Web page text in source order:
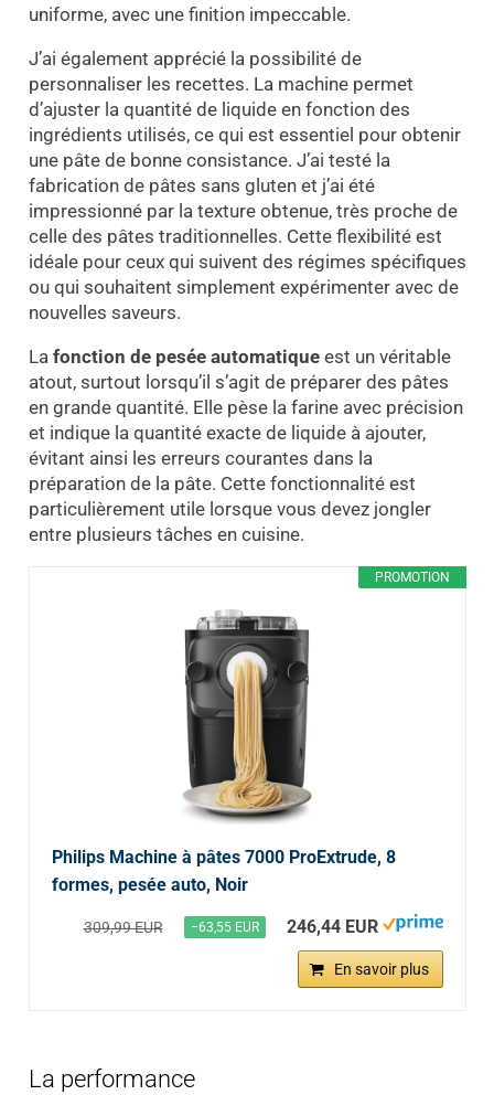
uniforme, avec une finition impeccable.
J’ai également apprécié la possibilité de
personnaliser les recettes. La machine permet
d’ajuster la quantité de liquide en fonction des
ingrédients utilisés, ce qui est essentiel pour obtenir
une pâte de bonne consistance. J’ai testé la
fabrication de pâtes sans gluten et j’ai été
impressionné par la texture obtenue, très proche de
celle des pâtes traditionnelles. Cette flexibilité est
idéale pour ceux qui suivent des régimes spécifiques
ou qui souhaitent simplement expérimenter avec de
nouvelles saveurs.
La fonction de pesée automatiqueest un véritable
atout, surtout lorsqu’il s’agit de préparer des pâtes
en grande quantité. Elle pèse la farine avec précision
et indique la quantité exacte de liquide à ajouter,
évitant ainsi les erreurs courantes dans la
préparation de la pâte. Cette fonctionnalité est
particulièrement utile lorsque vous devez jongler
entre plusieurs tâches en cuisine.
PROMOTION
Philips Machine à pâtes 7000 ProExtrude, 8
formes, pesée auto, Noir
309,99 EUR −63,55 EUR 246,44 EUR
En savoir plus
La performance